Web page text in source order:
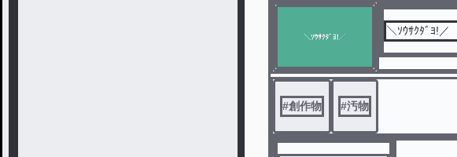
＼ｿｳｻｸﾀﾞﾖ!／
#創作物 #汚物